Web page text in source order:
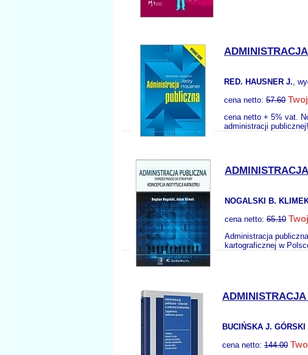
RED. HAUSNER J.,
cena netto: 57.60
cena netto + 5% vat.
administracji
NOGALSKI B.
cena netto: 65.10
Administracja
kartograficznej w
BUCIŃSKA J.
cena netto: 144.00